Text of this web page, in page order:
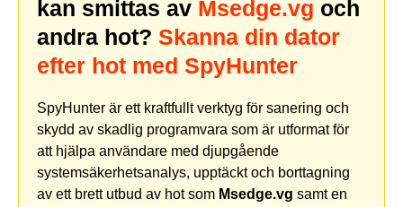
kan smittas av Msedge.vg och
andra hot? Skanna din dator
efter hot med SpyHunter
SpyHunter är ett kraftfullt verktyg för sanering och
skydd av skadlig programvara som är utformat för
att hjälpa användare med djupgående
systemsäkerhetsanalys, upptäckt och borttagning
av ett brett utbud av hot som Msedge.vg samt en